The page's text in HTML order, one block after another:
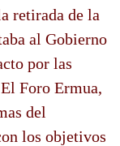
retirada de la
al Gobierno
por las
Foro Ermua,
del
los objetivos